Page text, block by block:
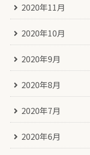
2020年11月
2020年10月
2020年9月
2020年8月
2020年7月
2020年6月